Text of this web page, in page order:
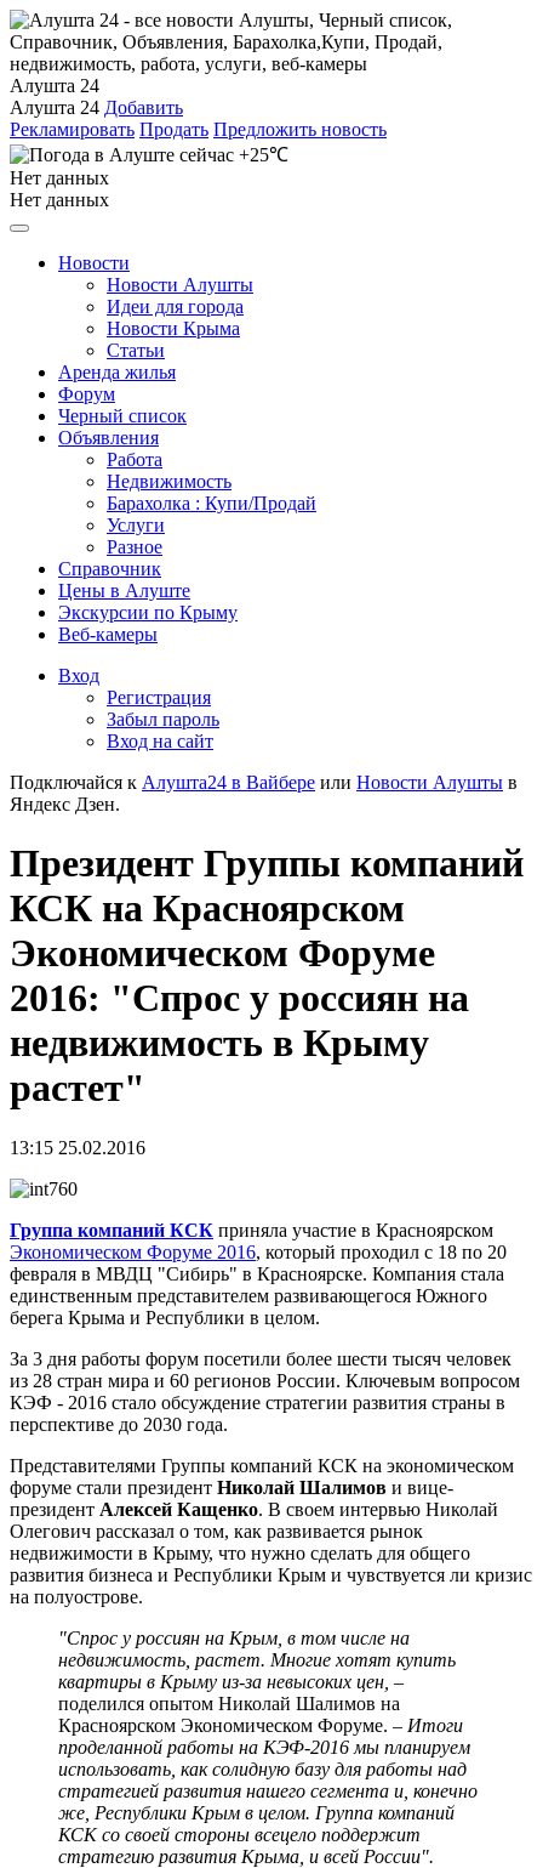
Алушта 24
Алушта 24 Добавить
Рекламировать Продать Предложить новость
+25℃
Нет данных
Нет данных
Новости
Новости Алушты
Идеи для города
Новости Крыма
Статьи
Аренда жилья
Форум
Черный список
Объявления
Работа
Недвижимость
Барахолка : Купи/Продай
Услуги
Разное
Справочник
Цены в Алуште
Экскурсии по Крыму
Веб-камеры
Вход
Регистрация
Забыл пароль
Вход на сайт
Подключайся к Алушта24 в Вайбере или Новости Алушты в
Яндекс Дзен.
Президент Группы компаний
КСК на Красноярском
Экономическом Форуме
2016: "Спрос у россиян на
недвижимость в Крыму
растет"
13:15 25.02.2016
Группа компаний КСК приняла участие в Красноярском
Экономическом Форуме 2016, который проходил с 18 по 20
февраля в МВДЦ "Сибирь" в Красноярске. Компания стала
единственным представителем развивающегося Южного
берега Крыма и Республики в целом.
За 3 дня работы форум посетили более шести тысяч человек
из 28 стран мира и 60 регионов России. Ключевым вопросом
КЭФ - 2016 стало обсуждение стратегии развития страны в
перспективе до 2030 года.
Представителями Группы компаний КСК на экономическом
форуме стали президент Николай Шалимов и вице-
президент Алексей Кащенко. В своем интервью Николай
Олегович рассказал о том, как развивается рынок
недвижимости в Крыму, что нужно сделать для общего
развития бизнеса и Республики Крым и чувствуется ли кризис
на полуострове.
"Спрос у россиян на Крым, в том числе на
недвижимость, растет. Многие хотят купить
квартиры в Крыму из-за невысоких цен, –
поделился опытом Николай Шалимов на
Красноярском Экономическом Форуме. – Итоги
проделанной работы на КЭФ-2016 мы планируем
использовать, как солидную базу для работы над
стратегией развития нашего сегмента и, конечно
же, Республики Крым в целом. Группа компаний
КСК со своей стороны всецело поддержит
стратегию развития Крыма, и всей России".